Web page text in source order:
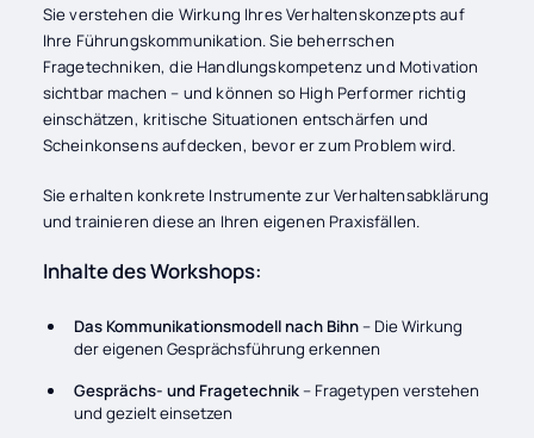
Sie verstehen die Wirkung Ihres Verhaltenskonzepts auf
Ihre Führungskommunikation. Sie beherrschen
Fragetechniken, die Handlungskompetenz und Motivation
sichtbar machen – und können so High Performer richtig
einschätzen, kritische Situationen entschärfen und
Scheinkonsens aufdecken, bevor er zum Problem wird.
Sie erhalten konkrete Instrumente zur Verhaltensabklärung
und trainieren diese an Ihren eigenen Praxisfällen.
Inhalte des Workshops:
Das Kommunikationsmodell nach Bihn– Die Wirkung
der eigenen Gesprächsführung erkennen
Gesprächs- und Fragetechnik– Fragetypen verstehen
und gezielt einsetzen